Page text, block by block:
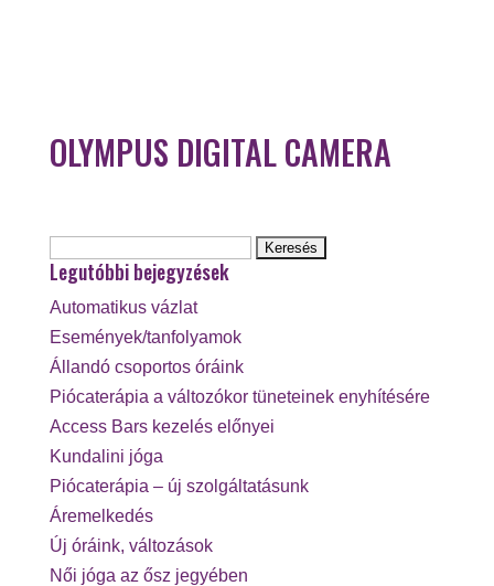
OLYMPUS DIGITAL CAMERA
Legutóbbi bejegyzések
Automatikus vázlat
Események/tanfolyamok
Állandó csoportos óráink
Piócaterápia a változókor tüneteinek enyhítésére
Access Bars kezelés előnyei
Kundalini jóga
Piócaterápia – új szolgáltatásunk
Áremelkedés
Új óráink, változások
Női jóga az ősz jegyében